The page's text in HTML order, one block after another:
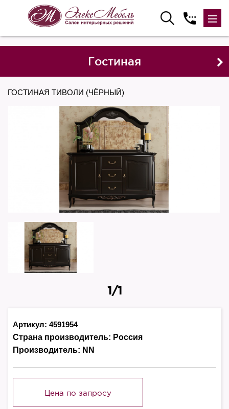
Гостиная
ГОСТИНАЯ ТИВОЛИ (ЧЁРНЫЙ)
1/1
Артикул: 4591954
Страна производитель: Россия
Производитель: NN
Цена по запросу